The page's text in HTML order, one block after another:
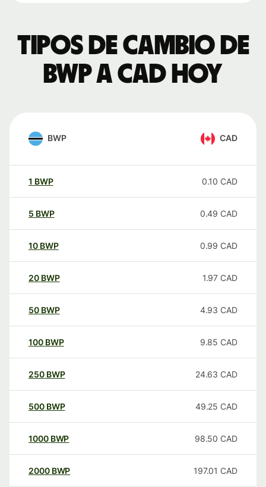
Tipos de cambio de
BWP a CAD hoy
BWP CAD
1 BWP 0.10 CAD
5 BWP 0.49 CAD
10 BWP 0.99 CAD
20 BWP 1.97 CAD
50 BWP 4.93 CAD
100 BWP 9.85 CAD
250 BWP 24.63 CAD
500 BWP 49.25 CAD
1000 BWP 98.50 CAD
2000 BWP 197.01 CAD